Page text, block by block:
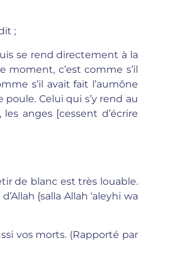
;
se rend directement à la
moment, c’est comme s’il
s’il avait fait l’aumône
poule. Celui qui s’y rend au
anges [cessent d’écrire
de blanc est très louable.
{salla Allah ‘aleyhi wa
vos morts. (Rapporté par